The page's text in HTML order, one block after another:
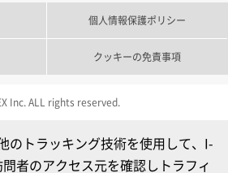
個人情報保護ポリシー
クッキーの免責事項
Inc. ALL rights reserved.
のトラッキング技術を使用して、I-
者のアクセス元を確認しトラフィ